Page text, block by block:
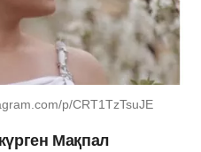
p/CRT1TzTsuJE
Мақпал